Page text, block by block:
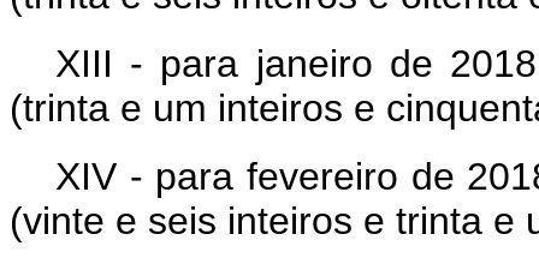
XIII - para janeiro de
(trinta e um inteiros e
XIV - para fevereiro de
(vinte e seis inteiros e trinta e